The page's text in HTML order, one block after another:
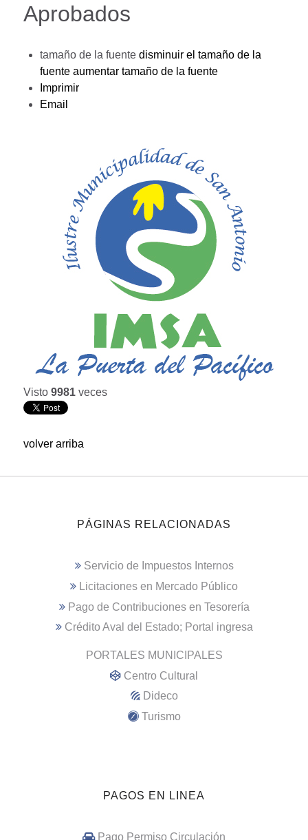
Aprobados
tamaño de la fuente disminuir el tamaño de la
fuente aumentar tamaño de la fuente
Imprimir
Email
Visto 9981 veces
volver arriba
PÁGINAS RELACIONADAS
Servicio de Impuestos Internos
Licitaciones en Mercado Público
Pago de Contribuciones en Tesorería
Crédito Aval del Estado; Portal ingresa
PORTALES MUNICIPALES
Centro Cultural
Dideco
Turismo
PAGOS EN LINEA
Pago Permiso Circulación